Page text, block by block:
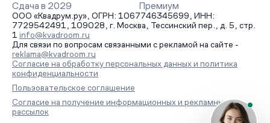
Сдача в 2029
Премиум
ООО «Квадрум.ру», ОГРН: 1067746345699, ИНН:
7729542491, 109028, г. Москва, Тессинский пер., д. 5, стр.
1 info@kvadroom.ru
Для связи по вопросам связанными с рекламой на сайте -
reklama@kvadroom.ru
Согласие на обработку персональных данных и политика
конфиденциальности
Пользовательское соглашение
Согласие на получение информационных и рекламных
рассылок